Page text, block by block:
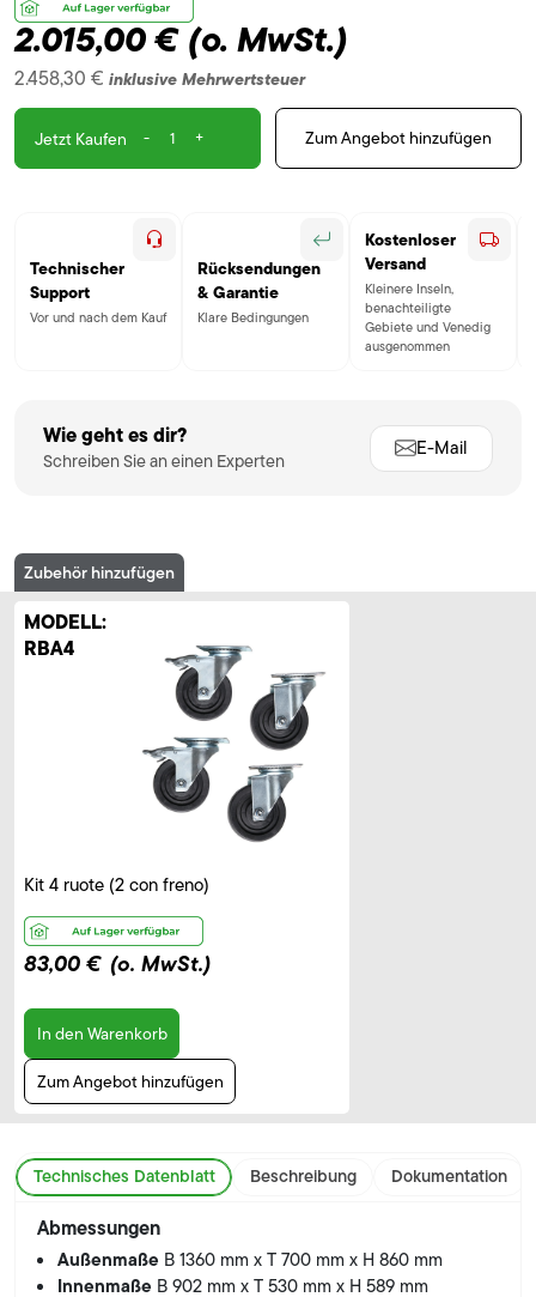
2.015,00 €(o. MwSt.)
2.458,30 € inklusive Mehrwertsteuer
Jetzt Kaufen - + Zum Angebot hinzufügen
Technischer
Support
Vor und nach dem Kauf
Rücksendungen
& Garantie
Klare Bedingungen
Kostenloser
Versand
Kleinere Inseln,
benachteiligte
Gebiete und Venedig
ausgenommen
Wie geht es dir?
Schreiben Sie an einen Experten
E-Mail
Zubehör hinzufügen
MODELL:
RBA4
Kit 4 ruote (2 con freno)
83,00 € (o. MwSt.)
In den Warenkorb
Zum Angebot hinzufügen
Technisches Datenblatt Beschreibung Dokumentation
Abmessungen
Außenmaße B 1360 mm x T 700 mm x H 860 mm
Innenmaße B 902 mm x T 530 mm x H 589 mm